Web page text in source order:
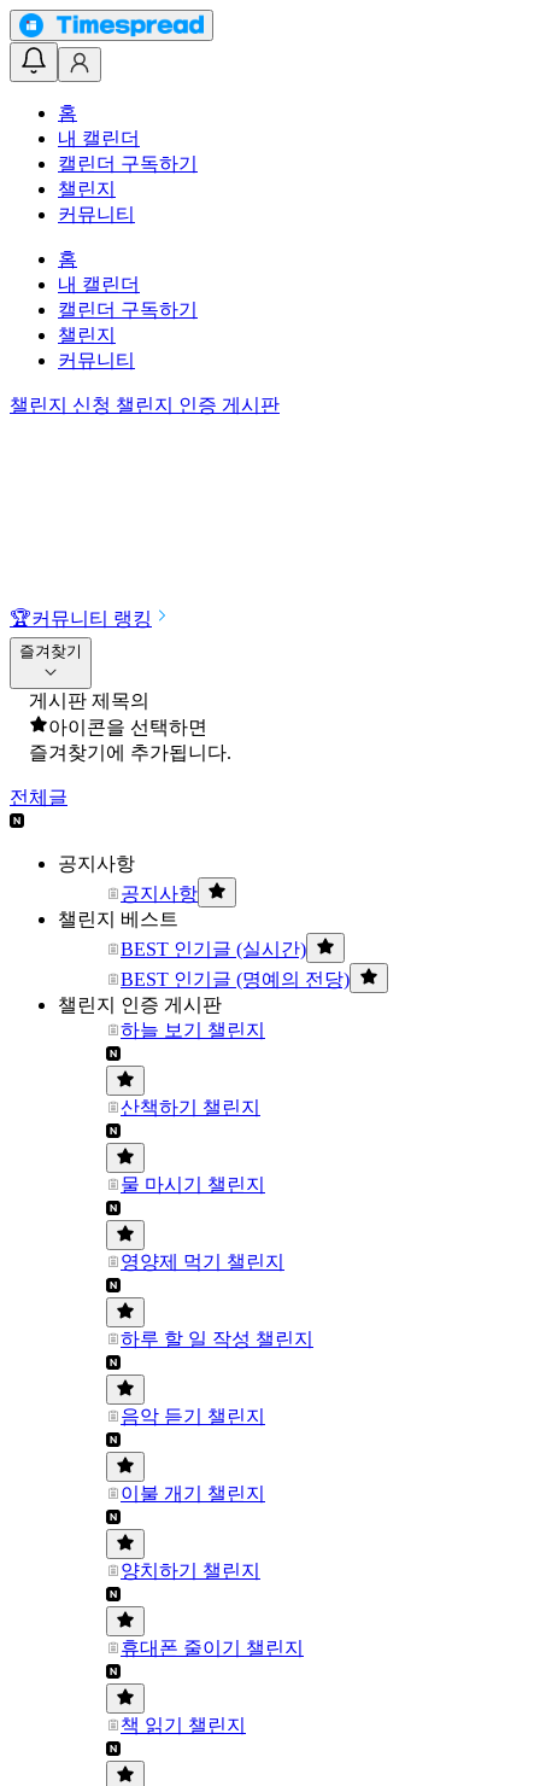
홈
내 캘린더
캘린더 구독하기
챌린지
커뮤니티
홈
내 캘린더
캘린더 구독하기
챌린지
커뮤니티
챌린지 신청 챌린지 인증 게시판
🏆커뮤니티 랭킹
즐겨찾기
게시판 제목의
아이콘을 선택하면
즐겨찾기에 추가됩니다.
전체글
공지사항
공지사항
챌린지 베스트
BEST 인기글 (실시간)
BEST 인기글 (명예의 전당)
챌린지 인증 게시판
하늘 보기 챌린지
산책하기 챌린지
물 마시기 챌린지
영양제 먹기 챌린지
하루 할 일 작성 챌린지
음악 듣기 챌린지
이불 개기 챌린지
양치하기 챌린지
휴대폰 줄이기 챌린지
책 읽기 챌린지